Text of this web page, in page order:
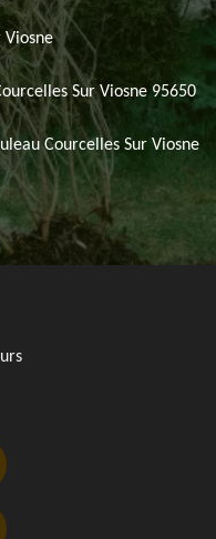
Viosne
Sur Viosne 95650
Courcelles Sur Viosne